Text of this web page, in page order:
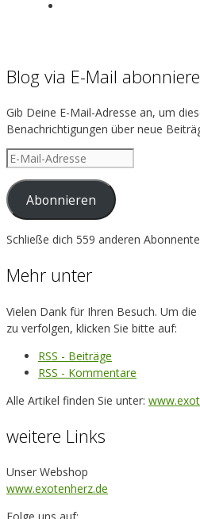
Instagram
Blog via E-Mail
Gib Deine E-Mail-Adresse an, um
Benachrichtigungen über neue
E-
Mail-
Adresse
Abonnieren
Schließe dich 559 anderen
Mehr unter
Vielen Dank für Ihren Besuch. Um
zu verfolgen, klicken Sie bitte auf:
RSS - Beiträge
RSS - Kommentare
Alle Artikel finden Sie unter:
weitere Links
Unser Webshop
www.exotenherz.de